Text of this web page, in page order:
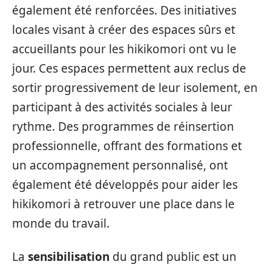
également été renforcées. Des initiatives
locales visant à créer des espaces sûrs et
accueillants pour les hikikomori ont vu le
jour. Ces espaces permettent aux reclus de
sortir progressivement de leur isolement, en
participant à des activités sociales à leur
rythme. Des programmes de réinsertion
professionnelle, offrant des formations et
un accompagnement personnalisé, ont
également été développés pour aider les
hikikomori à retrouver une place dans le
monde du travail.
La sensibilisation du grand public est un